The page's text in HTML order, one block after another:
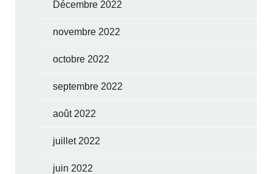
Décembre 2022
novembre 2022
octobre 2022
septembre 2022
août 2022
juillet 2022
juin 2022